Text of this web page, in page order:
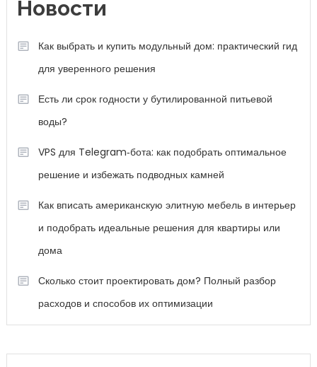
Новости
Как выбрать и купить модульный дом: практический гид
для уверенного решения
Есть ли срок годности у бутилированной питьевой
воды?
VPS для Telegram‑бота: как подобрать оптимальное
решение и избежать подводных камней
Как вписать американскую элитную мебель в интерьер
и подобрать идеальные решения для квартиры или
дома
Сколько стоит проектировать дом? Полный разбор
расходов и способов их оптимизации